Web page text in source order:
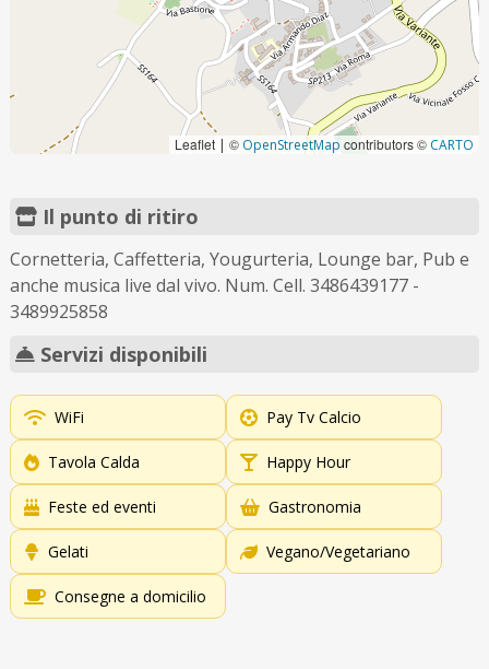
Leaflet | © OpenStreetMap contributors © CARTO
Il punto di ritiro
Cornetteria, Caffetteria, Yougurteria, Lounge bar, Pub e
anche musica live dal vivo. Num. Cell. 3486439177 -
3489925858
Servizi disponibili
WiFi Pay Tv Calcio
Tavola Calda Happy Hour
Feste ed eventi Gastronomia
Gelati Vegano/Vegetariano
Consegne a domicilio